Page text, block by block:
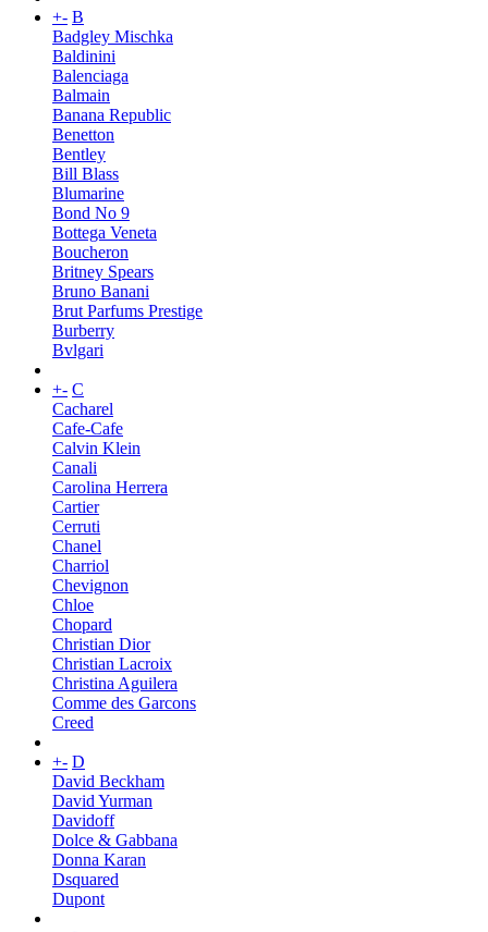
+- B
Badgley Mischka
Baldinini
Balenciaga
Balmain
Banana Republic
Benetton
Bentley
Bill Blass
Blumarine
Bond No 9
Bottega Veneta
Boucheron
Britney Spears
Bruno Banani
Brut Parfums Prestige
Burberry
Bvlgari
+- C
Cacharel
Cafe-Cafe
Calvin Klein
Canali
Carolina Herrera
Cartier
Cerruti
Chanel
Charriol
Chevignon
Chloe
Chopard
Christian Dior
Christian Lacroix
Christina Aguilera
Comme des Garcons
Creed
+- D
David Beckham
David Yurman
Davidoff
Dolce & Gabbana
Donna Karan
Dsquared
Dupont